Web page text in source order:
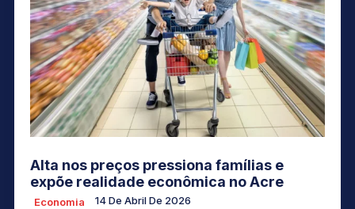
Alta nos preços pressiona famílias e
expõe realidade econômica no Acre
Economia 14 De Abril De 2026